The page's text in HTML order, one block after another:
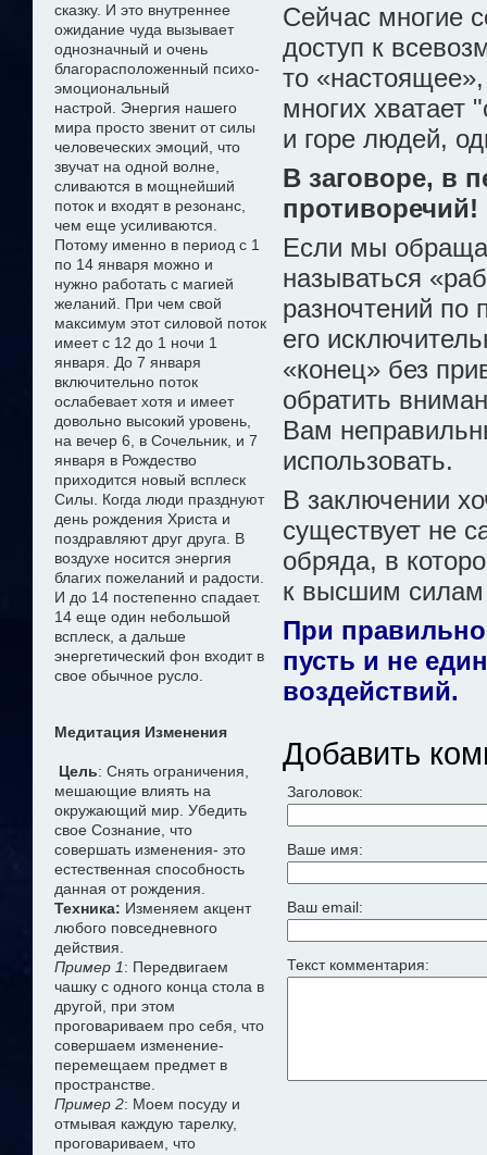
сказку. И это внутреннее
ожидание чуда вызывает
однозначный и очень
благорасположенный психо-
эмоциональный
настрой
Энергия нашего
мира просто звенит от силы
человеческих эмоций, что
звучат на одной волне,
сливаются в мощнейший
поток и входят в резонанс,
чем еще усиливаются.
Потому именно в период с 1
по 14 января можно и
нужно работать с магией
желаний . При чем свой
максимум этот силовой поток
имеет с 12 до 1 ночи 1
января. До 7 января
включительно поток
ослабевает хотя и имеет
довольно высокий уровень,
на вечер 6, в Сочельник, и 7
января в Рождество
приходится новый всплеск
Силы. Когда люди празднуют
день рождения Христа и
поздравляют друг друга. В
воздухе носится энергия
благих пожеланий и радости.
И до 14 постепенно спадает.
14 еще один небольшой
всплеск, а дальше
энергетический фон входит в
свое обычное русло.
Медитация Изменения
Цель: Снять ограничения,
мешающие влиять на
окружающий мир. Убедить
свое Сознание, что
совершать изменения- это
естественная способность
данная от рождения.
Техника: Изменяем акцент
любого повседневного
действия.
Пример 1: Передвигаем
чашку с одного конца стола в
другой, при этом
проговариваем про себя, что
совершаем изменение-
перемещаем предмет в
пространстве.
Пример 2: Моем посуду и
отмывая каждую тарелку,
проговариваем, что
Сейчас многие
доступ к
то
многих хватает
и горе людей,
В заговоре, в
противоречий!
Если мы
называться
разночтений по
его
«конец» без
обратить
Вам
использовать.
В заключении
существует не
обряда, в
к высшим
При
пусть и не
воздействий.
Добавить
Заголовок:
Ваше имя:
Ваш email:
Текст комментария: